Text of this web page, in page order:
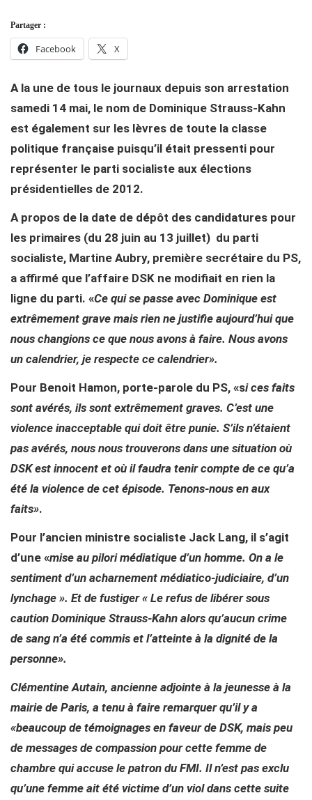
Partager :
Facebook X
A la une de tous le journaux depuis son arrestation
samedi 14 mai, le nom de Dominique Strauss-Kahn
est également sur les lèvres de toute la classe
politique française puisqu’il était pressenti pour
représenter le parti socialiste aux élections
présidentielles de 2012.
A propos de la date de dépôt des candidatures pour
les primaires (du 28 juin au 13 juillet) du parti
socialiste, Martine Aubry, première secrétaire du PS,
a affirmé que l’affaire DSK ne modifiait en rien la
ligne du parti. «Ce qui se passe avec Dominique est
extrêmement grave mais rien ne justifie aujourd’hui que
nous changions ce que nous avons à faire. Nous avons
un calendrier, je respecte ce calendrier».
Pour Benoit Hamon, porte-parole du PS, «si ces faits
sont avérés, ils sont extrêmement graves. C’est une
violence inacceptable qui doit être punie. S’ils n’étaient
pas avérés, nous nous trouverons dans une situation où
DSK est innocent et où il faudra tenir compte de ce qu’a
été la violence de cet épisode. Tenons-nous en aux
faits».
Pour l’ancien ministre socialiste Jack Lang, il s’agit
d’une «mise au pilori médiatique d’un homme. On a le
sentiment d’un acharnement médiatico-judiciaire, d’un
lynchage ». Et de fustiger« Le refus de libérer sous
caution Dominique Strauss-Kahn alors qu’aucun crime
de sang n’a été commis et l’atteinte à la dignité de la
personne».
Clémentine Autain, ancienne adjointe à la jeunesse à la
mairie de Paris, a tenu à faire remarquer qu’il y a
«beaucoup de témoignages en faveur de DSK, mais peu
de messages de compassion pour cette femme de
chambre qui accuse le patron du FMI. Il n’est pas exclu
qu’une femme ait été victime d’un viol dans cette suite